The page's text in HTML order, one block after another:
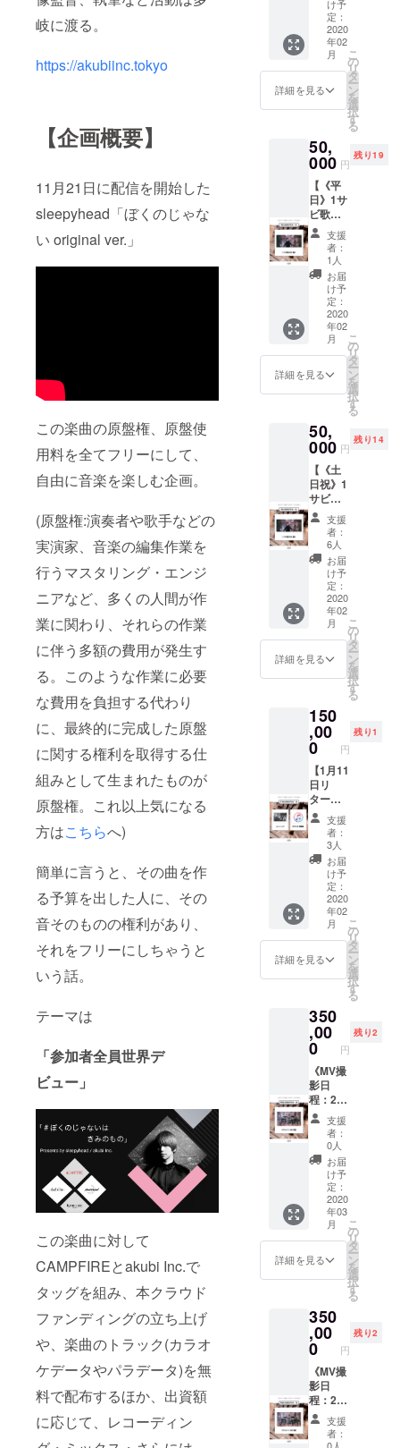
岐に渡る。
https://akubiinc.tokyo
【企画概要】
11月21日に配信を開始した
sleepyhead「ぼくのじゃな
い original ver.」
この楽曲の原盤権、原盤使
用料を全てフリーにして、
自由に音楽を楽しむ企画。
(原盤権:演奏者や歌手などの
実演家、音楽の編集作業を
行うマスタリング・エンジ
ニアなど、多くの人間が作
業に関わり、それらの作業
に伴う多額の費用が発生す
る。このような作業に必要
な費用を負担する代わり
に、最終的に完成した原盤
に関する権利を取得する仕
組みとして生まれたものが
原盤権。これ以上気になる
方はこちらへ)
簡単に言うと、その曲を作
る予算を出した人に、その
音そのものの権利があり、
それをフリーにしちゃうと
いう話。
テーマは
「参加者全員世界デ
ビュー」
この楽曲に対して
CAMPFIREとakubi Inc.で
タッグを組み、本クラウド
ファンディングの立ち上げ
や、楽曲のトラック(カラオ
ケデータやパラデータ)を無
料で配布するほか、出資額
に応じて、レコーディン
しても
リター
ンが未
着の場
合のみ
ジェク
トペー
合わせ
をお願
い致し
ます。
※出荷情
報掲載
後、3ヶ
月以上
経過し
た場合
のリ
ターン
未着の
お問い
合わせ
まして
は対応
ねま
す。予
めご了
承くだ
さい。
関しま
しては
責任は
負いか
ねま
システ
ム上、
票番号
通知は
致しか
ねま
す。 ※
出荷完
了の旨
はプロ
ジェク
トペー
ジにて
情報掲
載致し
ます。
※出荷情
後、1ヶ
月経過
ンが未
着の場
合のみ
プロ
ジェク
トペー
ジより
お問い
合わせ
をお願
い致し
ます。
※出荷情
報掲載
後、3ヶ
経過し
た場合
ターン
未着の
お問い
合わせ
に関し
まして
は対応
致しか
ねま
す。予
めご了
承くだ
さい。
※2/14(
金)プレ
ミアム
トーク
ショー
に関す
るご案
内は2/2
IRE内
メッ
セージ
にて送
信致し
ます。
必ず受
信可能
なメー
ルアド
レスの
設定を
お願い
致しま
す。
DVDは
後日発
す。(5
月予定)
※こちら
の音
源、
DVDは
一般販
売予定
はござ
いませ
ん。 ※
ヤマト
運輸で
の発送
となり
※リター
ンに設
ますご
住所宛
の発送
となり
ます。
※設定さ
れてお
ります
ご住所
に誤り
がござ
いまし
た場合
のリ
ターン
未着、
関しま
しては
ねま
す。 ※
システ
ム上、
出荷の
際の伝
票番号
通知は
致しか
ねま
す。 ※
出荷完
了の旨
はプロ
ジェク
トペー
情報掲
載致し
報掲載
後、1ヶ
月経過
しても
リター
ンが未
着の場
合のみ
プロ
ば、
2mixが
戻って
くる ※
楽器で
の参加
データ
で統一
としま
す。 ※
ステム
データ
等での
送付の
場合形
式は
16bit
44knz
でお願
い致し
ます。
ボイス
メモで
のまま
の
フォー
マット
で送付
頂いて
構いま
せん。
※基本的
にはプ
ロジェ
クトの
セッ
ション
ファイ
要で
す。ス
のみで
お願い
致しま
す。 ※
ボーカ
ルト
ラック
はエ
フェク
トをバ
イパス
した状
態でお
願い致
しま
す。 ※
テイク
をセレ
き、そ
のテイ
クのみ
お願い
致しま
す(コー
ラスな
どがあ
る場合
もベス
トテイ
クのみ)
※録り音
の段階
でノイ
ラック
音が無
ご自身
でもご
確認下
※トラッ
クアレ
ンジを
してい
る場合
ス】 歌
唱・演
奏音源
を送れ
ば、 プ
ロのエ
ンジニ
アによ
をプレ
ゼント&
サブス
ク配信
・参加
者自ら
録音し
た音源
を送付
すれ
ば、
2mix
データ
が戻っ
てくる
・2mix
は
2/14(金)
い〇〇
ver.とし
て同名
曲配信
アルバ
ム内に
収録 ※
送付に
関する
ご案
内、注
意事項
は支援
者様へ
随時
CAMPF
IRE内
信致し
ます。
必ず受
信可能
なメー
ルアド
レスの
設定を
お願い
致しま
す。 ※
音源送
付に関
しては
配信日
時の都
合上厳
守をお
守り頂
けない
場合、
アルバ
ム内収
録が不
可とな
る可能
性がご
ざいま
す。予
めご理
解のほ
どお願
い申し
上げま
す。 ※
ステム
場合形
式は
16bit
44knz
でお願
い致し
ます。
ボイス
メモで
け予
定：
2020
年02
月
詳細を見る
こ
の
リ
タ
ー
ン
を
選
択
す
る
50,
000 円
残り19
【《平
日》1サ
ビ歌唱
のMV撮
影コー
ス】 武
瑠指導
の元、1
サビ歌
唱のMV
撮影
(SNS
用/15秒
程度) ・
ぼくの
じゃな
サビの
リップ
シーン
を支援
者ver.で
実際の
セット
とス
タッフ
陣で撮
影。後
日デー
タで
戻って
くる。
★Rec
コース
Rec音
源に変
更可能
《MV撮
影日
程：2月
10日
(月)》 ※
リター
ンに関
するご
案内、
注意事
項、撮
影実施
時間は
2/2頃に
CAMPF
にて個
別に送
信致し
ます。
必ず受
信可能
なメー
ルアド
レスの
設定を
お願い
致しま
す。 ※
撮影日
程は上
記のみ
となり
ます
な方の
み支援
をお願
い致し
ます。
万が
一、支
援者の
スケ
ジュー
支援
者：
1人
お届
け予
定：
2020
年02
月
詳細を見る
こ
の
リ
タ
ー
ン
を
選
択
す
る
50,
000 円
残り14
【《土
日祝》1
サビ歌
唱のMV
撮影
コー
ス】 武
瑠指導
の元、1
サビ歌
唱のMV
撮影
(SNS
用/15秒
程度) ・
ぼくの
いMV1
サビの
リップ
シーン
を支援
者ver.で
実際の
セット
とス
タッフ
陣で撮
影。後
日デー
タで
戻って
くる。
★Rec
コース
と同時
支援で
Rec音
源に変
更可能
《MV撮
影日
程：2月
11日
(火・
祝)》 ※
リター
ンに関
するご
案内、
注意事
項、撮
影実施
時間は
2/2頃に
CAMPF
IRE内
セージ
にて個
別に送
信致し
ます。
必ず受
信可能
なメー
ルアド
レスの
支援
者：
6人
お届
け予
定：
2020
年02
月
詳細を見る
こ
の
リ
タ
ー
ン
を
選
択
す
る
150
,00
0 円
残り1
【1月11
日リ
ターン
追加】
《レ
コー
ディン
グ日
程：2月
(月)》
【《平
日》レ
コー
ディン
グコー
瑠指導
の元、
歌唱の
RECを
請け負
い、配
信アル
バムに
収録・
販売・
権利譲
加者の
歌唱と
プロの
エンジ
ニアに
よるMIX
を請け
負い、
MIXされ
た音源
が戻っ
てくる
ほか、2
月14日
に発売
される
配信ア
ルバム
にその
支援
者：
3人
お届
け予
定：
2020
年02
月
詳細を見る
こ
の
リ
タ
ー
ン
を
選
択
す
る
350
,00
0 円
残り2
《MV撮
影日
程：2月
25日
(火)》
【《平
日》ぼ
くの
じゃな
い支援
者ver.
キャス
トでの
MV撮影
コー
ス】 ぼ
じゃな
い支援
者ver.
キャス
トでの
MV撮影
・支援
者が
キャス
トを務
支援
者：
0人
お届
け予
定：
2020
年03
月
詳細を見る
こ
の
リ
タ
ー
ン
を
選
択
す
る
350
,00
0 円
残り2
《MV撮
影日
程：2月
29日
(土) 》
【《土
支援
者：
0人